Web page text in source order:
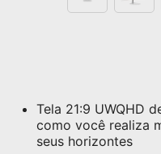
Tela 21:9 UWQHD
como você realiza
seus horizontes